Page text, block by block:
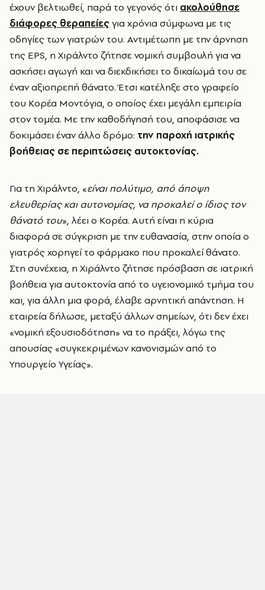
έχουν βελτιωθεί, παρά το γεγονός ότι ακολούθησε
διάφορες θεραπείεςγια χρόνια σύμφωνα με τις
οδηγίες των γιατρών του. Αντιμέτωπη με την άρνηση
της EPS, η Χιράλντο ζήτησε νομική συμβουλή για να
ασκήσει αγωγή και να διεκδικήσει το δικαίωμά του σε
έναν αξιοπρεπή θάνατο. Έτσι κατέληξε στο γραφείο
του Κορέα Μοντόγια, ο οποίος έχει μεγάλη εμπειρία
στον τομέα. Με την καθοδήγησή του, αποφάσισε να
δοκιμάσει έναν άλλο δρόμο: την παροχή ιατρικής
βοήθειας σε περιπτώσεις αυτοκτονίας.
Για τη Χιράλντο, «είναι πολύτιμο, από άποψη
ελευθερίας και αυτονομίας, να προκαλεί ο ίδιος τον
θάνατό του», λέει ο Κορέα. Αυτή είναι η κύρια
διαφορά σε σύγκριση με την ευθανασία, στην οποία ο
γιατρός χορηγεί το φάρμακο που προκαλεί θάνατο.
Στη συνέχεια, η Χιράλντο ζήτησε πρόσβαση σε ιατρική
βοήθεια για αυτοκτονία από το υγειονομικό τμήμα του
και, για άλλη μια φορά, έλαβε αρνητική απάντηση. Η
εταιρεία δήλωσε, μεταξύ άλλων σημείων, ότι δεν έχει
«νομική εξουσιοδότηση» να το πράξει, λόγω της
απουσίας «συγκεκριμένων κανονισμών από το
Υπουργείο Υγείας».